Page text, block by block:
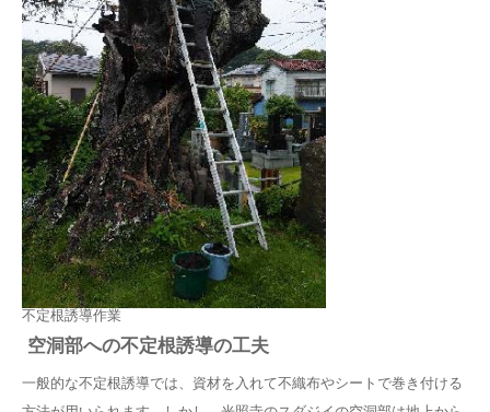
不定根誘導作業
空洞部への不定根誘導の工夫
一般的な不定根誘導では、資材を入れて不織布やシートで巻き付ける